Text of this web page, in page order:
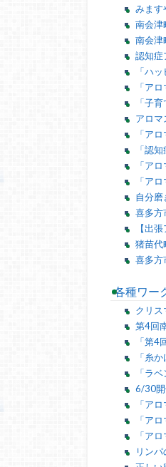
みます
南会津
南会津
認知症
「ハ
「ア
「子
アロマ
「ア
「認
「ア
「ア
自分磨
喜多方
【出
猪苗代
喜多方
各種ワー
クリス
第4回
「第4
「糸
「ラ
6/30開
「ア
「ア
「ア
リン